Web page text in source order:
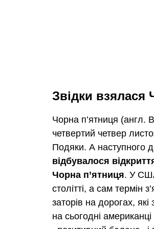
Звідки взялася
Чорна п’ятниця (англ.
четвертий четвер
Подяки. А наступного
відбувалося
Чорна п’ятниця. У
столітті, а сам термін
заторів на дорогах,
на сьогодні